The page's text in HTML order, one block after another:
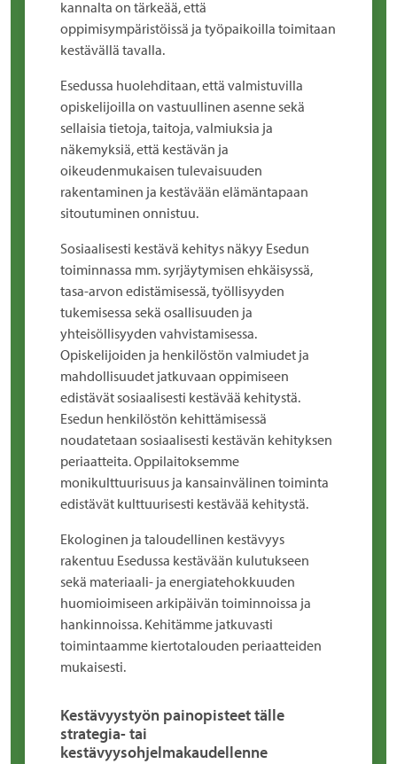
kannalta on tärkeää, että
oppimisympäristöissä ja työpaikoilla toimitaan
kestävällä tavalla.
Esedussa huolehditaan, että valmistuvilla
opiskelijoilla on vastuullinen asenne sekä
sellaisia tietoja, taitoja, valmiuksia ja
näkemyksiä, että kestävän ja
oikeudenmukaisen tulevaisuuden
rakentaminen ja kestävään elämäntapaan
sitoutuminen onnistuu.
Sosiaalisesti kestävä kehitys näkyy Esedun
toiminnassa mm. syrjäytymisen ehkäisyssä,
tasa-arvon edistämisessä, työllisyyden
tukemisessa sekä osallisuuden ja
yhteisöllisyyden vahvistamisessa.
Opiskelijoiden ja henkilöstön valmiudet ja
mahdollisuudet jatkuvaan oppimiseen
edistävät sosiaalisesti kestävää kehitystä.
Esedun henkilöstön kehittämisessä
noudatetaan sosiaalisesti kestävän kehityksen
periaatteita. Oppilaitoksemme
monikulttuurisuus ja kansainvälinen toiminta
edistävät kulttuurisesti kestävää kehitystä.
Ekologinen ja taloudellinen kestävyys
rakentuu Esedussa kestävään kulutukseen
sekä materiaali- ja energiatehokkuuden
huomioimiseen arkipäivän toiminnoissa ja
hankinnoissa. Kehitämme jatkuvasti
toimintaamme kiertotalouden periaatteiden
mukaisesti.
Kestävyystyön painopisteet tälle
strategia- tai
kestävyysohjelmakaudellenne